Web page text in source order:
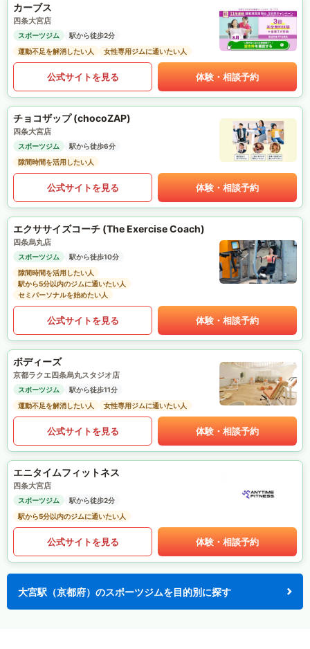
カーブス
四条大宮店
スポーツジム
駅から徒歩2分
運動不足を解消したい人
女性専用ジムに通いたい人
公式サイトを見る 体験・相談予約
チョコザップ (chocoZAP)
四条大宮店
スポーツジム
駅から徒歩6分
隙間時間を活用したい人
公式サイトを見る 体験・相談予約
エクササイズコーチ (The Exercise Coach)
四条烏丸店
スポーツジム
駅から徒歩10分
隙間時間を活用したい人
駅から5分以内のジムに通いたい人
セミパーソナルを始めたい人
公式サイトを見る 体験・相談予約
ボディーズ
京都ラクエ四条烏丸スタジオ店
スポーツジム
駅から徒歩11分
運動不足を解消したい人
女性専用ジムに通いたい人
公式サイトを見る 体験・相談予約
エニタイムフィットネス
四条大宮店
スポーツジム
駅から徒歩2分
駅から5分以内のジムに通いたい人
公式サイトを見る 体験・相談予約
大宮駅（京都府）のスポーツジムを目的別に探す